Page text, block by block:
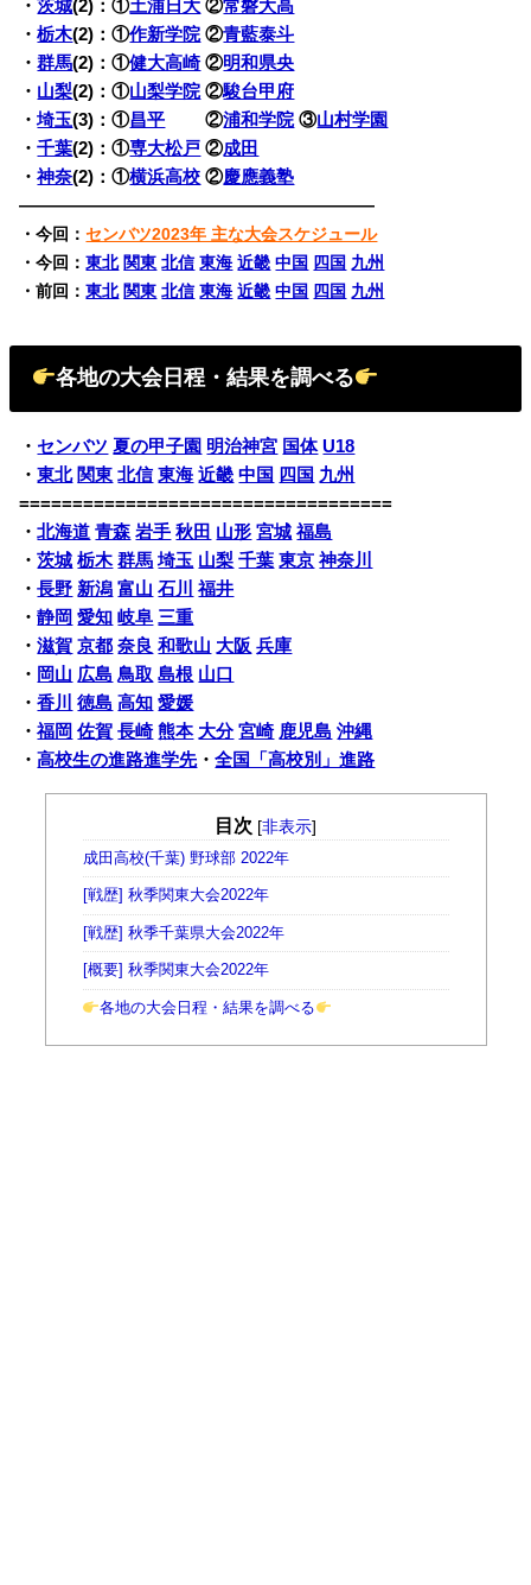
・茨城(2)：①土浦日大 ②常磐大高
・栃木(2)：①作新学院②青藍泰斗
・群馬(2)：①健大高崎②明和県央
・ 山梨(2)：①山梨学院②駿台甲府
・埼玉(3)：①昌平 ②浦和学院③山村学園
・千葉(2)：①専大松戸 ②成田
・神奈(2)：①横浜高校 ②慶應義塾
————————————————————
・今回：センバツ2023年 主な大会スケジュール
・今回：東北 関東 北信 東海 近畿 中国 四国 九州
・前回：東北 関東 北信 東海 近畿 中国 四国 九州
各地の大会日程・結果を調べる
・ センバツ 夏の甲子園 明治神宮 国体 U18
・東北 関東 北信 東海 近畿 中国 四国 九州
===================================
・北海道 青森 岩手 秋田 山形 宮城 福島
・茨城 栃木 群馬 埼玉 山梨 千葉 東京 神奈川
・長野 新潟 富山 石川
福井
・静岡 愛知 岐阜 三重
・滋賀 京都 奈良 和歌山 大阪 兵庫
・ 岡山 広島 鳥取 島根 山口
・香川 徳島 高知 愛媛
・福岡 佐賀 長崎 熊本 大分 宮崎 鹿児島 沖縄
・高校生の進路進学先・全国「高校別」進路
目次 [非表示]
成田高校(千葉) 野球部 2022年
[戦歴] 秋季関東大会2022年
[戦歴] 秋季千葉県大会2022年
[概要] 秋季関東大会2022年
各地の大会日程・結果を調べる